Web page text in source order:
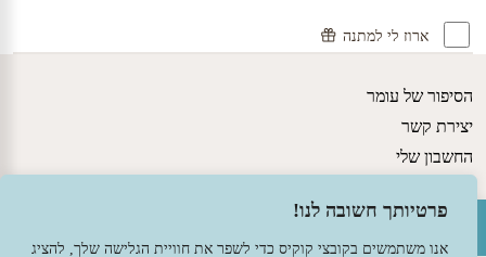
פתח סרגל נגישות
פרטיותך חשובה לנו!
אנו משתמשים בקובצי קוקיס כדי לשפר את חוויית הגלישה שלך, להציג
ארוז לי למתנה
הסיפור של עומר
יצירת קשר
החשבון שלי
מדיניות משלוחים ותקנון האתר
הצהרת נגישות